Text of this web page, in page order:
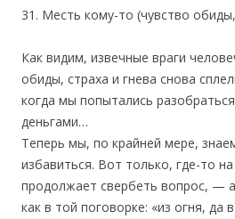
31. Месть кому-то (чувство
Как видим, извечные враги
обиды, страха и гнева снова
когда мы попытались
деньгами…
Теперь мы, по крайней мере,
избавиться. Вот только, где-то
продолжает свербеть вопрос, —
как в той поговорке: «из огня, да